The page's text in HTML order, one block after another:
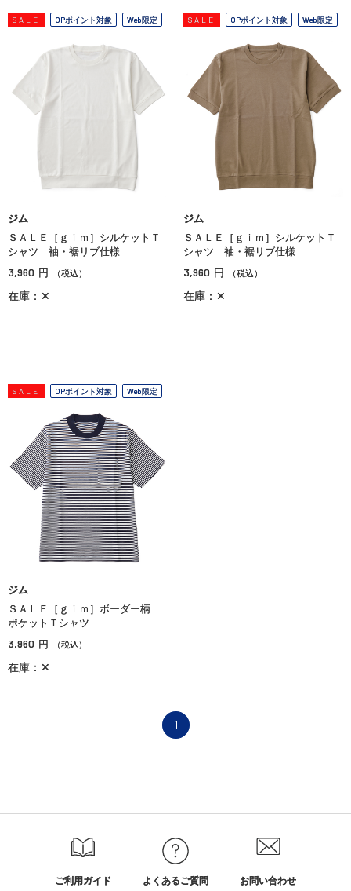
SALE OPポイント対象 Web限定
ジム
ＳＡＬＥ［ｇｉｍ］シルケットＴ
シャツ 袖・裾リブ仕様
3,960 円 （税込）
在庫：✕
SALE OPポイント対象 Web限定
ジム
ＳＡＬＥ［ｇｉｍ］シルケットＴ
シャツ 袖・裾リブ仕様
3,960 円 （税込）
在庫：✕
SALE OPポイント対象 Web限定
ジム
ＳＡＬＥ［ｇｉｍ］ボーダー柄
ポケットＴシャツ
3,960 円 （税込）
在庫：✕
1
ご利用ガイド よくあるご質問 お問い合わせ